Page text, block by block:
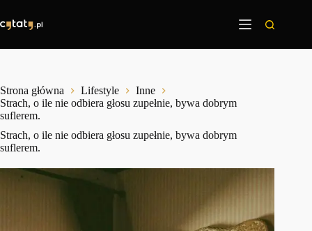
treści
Strona główna Lifestyle
Inne
Strach, o ile nie odbiera głosu zupełnie, bywa dobrym
suflerem.
Strach, o ile nie odbiera głosu zupełnie, bywa dobrym
suflerem.